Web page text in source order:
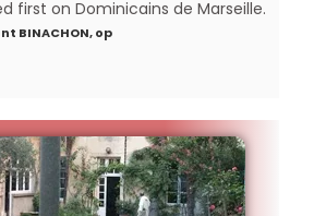
first on Dominicains de Marseille.
BINACHON, op